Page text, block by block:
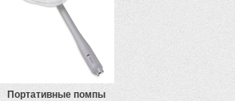
Портативные помпы